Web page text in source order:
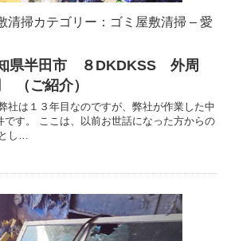
清掃カテゴリー：ゴミ屋敷清掃 – 愛
県半田市 ８DKDKSS 外周
ご紹介）
社は１３年目なのですが、弊社が作業した中
です。 ここは、以前お世話になった方からの
し…